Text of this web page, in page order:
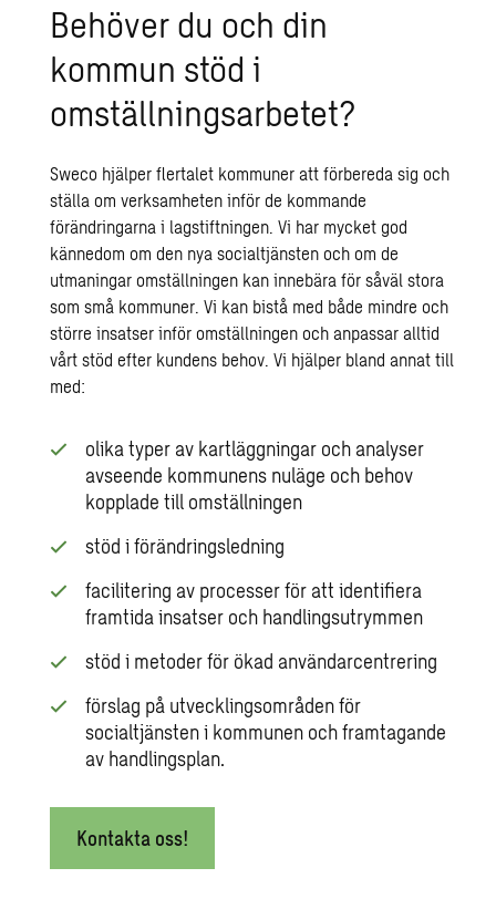
Behöver du och din
kommun stöd i
omställningsarbetet?
Sweco hjälper flertalet kommuner att förbereda sig och
ställa om verksamheten inför de kommande
förändringarna i lagstiftningen. Vi har mycket god
kännedom om den nya socialtjänsten och om de
utmaningar omställningen kan innebära för såväl stora
som små kommuner. Vi kan bistå med både mindre och
större insatser inför omställningen och anpassar alltid
vårt stöd efter kundens behov. Vi hjälper bland annat till
med:
olika typer av kartläggningar och analyser
avseende kommunens nuläge och behov
kopplade till omställningen
stöd i förändringsledning
facilitering av processer för att identifiera
framtida insatser och handlingsutrymmen
stöd i metoder för ökad användarcentrering
förslag på utvecklingsområden för
socialtjänsten i kommunen och framtagande
av handlingsplan.
Kontakta oss!